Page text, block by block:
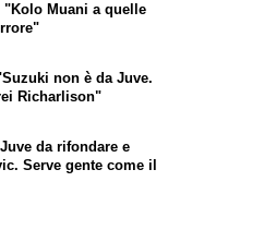
"Kolo Muani a quelle
non è da Juve.
Richarlison"
da rifondare e
Serve gente come il